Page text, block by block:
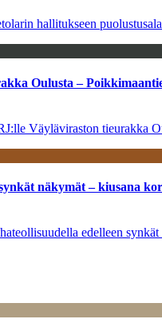
hallitukseen
Oulusta –
Väyläviraston tieurakka
näkymät – kiusana
edelleen